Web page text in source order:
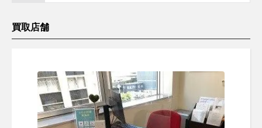
買取店舗